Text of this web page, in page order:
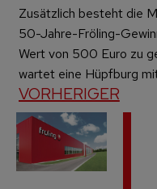
Zusätzlich besteht die
50-Jahre-Fröling-
Wert von 500 Euro zu
wartet eine Hüpfburg
VORHERIGER